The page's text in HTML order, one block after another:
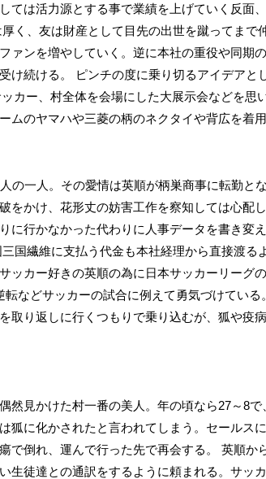
ては活力源とする事で業績を上げていく反面
く、友は財産として目先の出世を蹴ってまで
ァンを増やしていく。逆に本社の重役や同期
け続ける。 ピンチの度に乗り切るアイデアと
カー、村全体を会場にした大展示会などを思
ムのヤマハや三菱の柄のネクタイや背広を着
の一人。その愛情は英順が柄巣商事に転勤と
をかけ、花形丈の妨害工作を察知しては心配
に行かなかった代わりに人事データを書き変
国繊維に支払う代金も本社経理から直接渡る
ッカー好きの英順の為に日本サッカーリーグ
などサッカーの試合に例えて勇気づけてい
取り返しに行くつもりで乗り込むが、狐や疫
然見かけた村一番の美人。年の頃なら27～8
狐に化かされたと言われてしまう。セールス
で倒れ、運んで行った先で再会する。 英順か
生徒達との通訳をするように頼まれる。サッ